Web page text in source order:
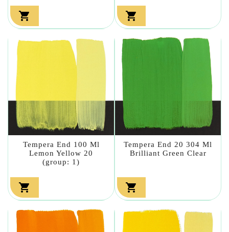
 
Tempera End 100 Ml
Lemon Yellow 20
(group: 1)

Tempera End 20 304 Ml
Brilliant Green Clear
